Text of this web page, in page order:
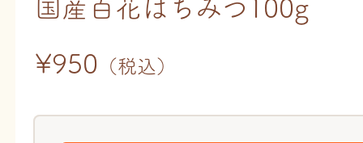
国産百花はちみつ100g
¥950 （税込）